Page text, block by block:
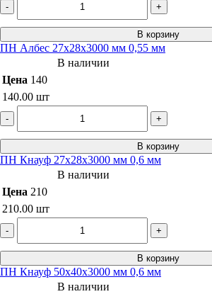
- +
В корзину
ПН Албес 27х28х3000 мм 0,55 мм
В наличии
Цена 140
140.00 шт
- +
В корзину
ПН Кнауф 27х28х3000 мм 0,6 мм
В наличии
Цена 210
210.00 шт
- +
В корзину
ПН Кнауф 50х40х3000 мм 0,6 мм
В наличии